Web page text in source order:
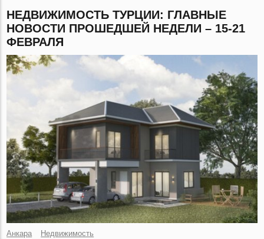
НЕДВИЖИМОСТЬ ТУРЦИИ: ГЛАВНЫЕ
НОВОСТИ ПРОШЕДШЕЙ НЕДЕЛИ – 15-21
ФЕВРАЛЯ
Анкара Недвижимость